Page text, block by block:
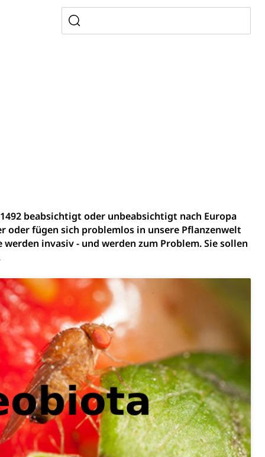
beabsichtigt oder unbeabsichtigt nach Europa
oder fügen sich problemlos in unsere Pflanzenwelt
invasiv - und werden zum Problem. Sie sollen
Zivilstandsamt, Erben, Erbenliste
Betriebe, Alarmierung, Sirenentest